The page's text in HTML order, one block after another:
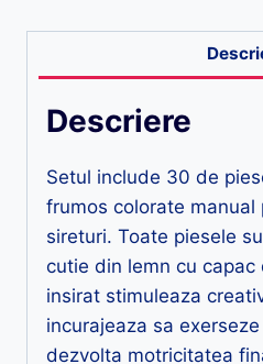
Descriere
Setul include 30 de
frumos colorate
sireturi. Toate piesele
cutie din lemn cu capac
insirat stimuleaza
incurajeaza sa
dezvolta motricitatea